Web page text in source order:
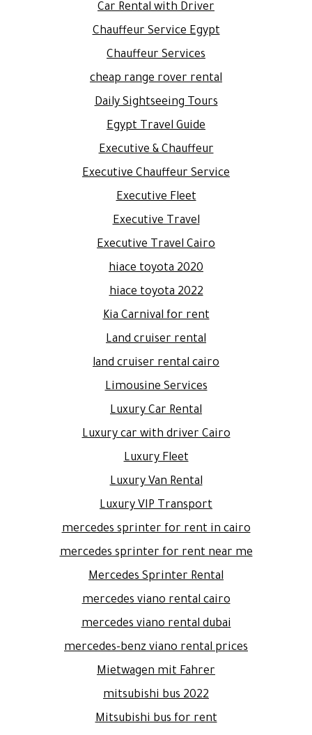
Car Rental with Driver
Chauffeur Service Egypt
Chauffeur Services
cheap range rover rental
Daily Sightseeing Tours
Egypt Travel Guide
Executive & Chauffeur
Executive Chauffeur Service
Executive Fleet
Executive Travel
Executive Travel Cairo
hiace toyota 2020
hiace toyota 2022
Kia Carnival for rent
Land cruiser rental
land cruiser rental cairo
Limousine Services
Luxury Car Rental
Luxury car with driver Cairo
Luxury Fleet
Luxury Van Rental
Luxury VIP Transport
mercedes sprinter for rent in cairo
mercedes sprinter for rent near me
Mercedes Sprinter Rental
mercedes viano rental cairo
mercedes viano rental dubai
mercedes-benz viano rental prices
Mietwagen mit Fahrer
mitsubishi bus 2022
Mitsubishi bus for rent